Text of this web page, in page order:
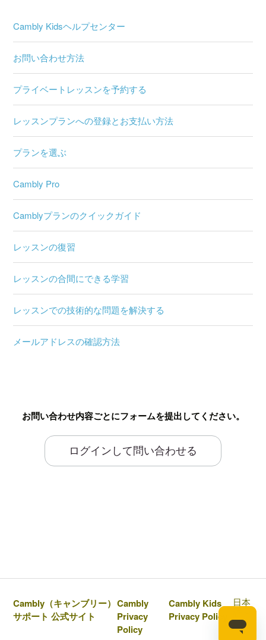
Cambly Kidsヘルプセンター
お問い合わせ方法
プライベートレッスンを予約する
レッスンプランへの登録とお支払い方法
プランを選ぶ
Cambly Pro
Camblyプランのクイックガイド
レッスンの復習
レッスンの合間にできる学習
レッスンでの技術的な問題を解決する
メールアドレスの確認方法
お問い合わせ内容ごとにフォームを提出してください。
ログインして問い合わせる
Cambly（キャンブリー）
サポート 公式サイト
Cambly
Privacy
Policy
Cambly Kids
Privacy Policy
日本